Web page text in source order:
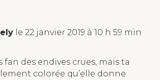
le 22 janvier 2019 à 10 h 59 min
fan des endives crues, mais ta
colorée qu’elle donne